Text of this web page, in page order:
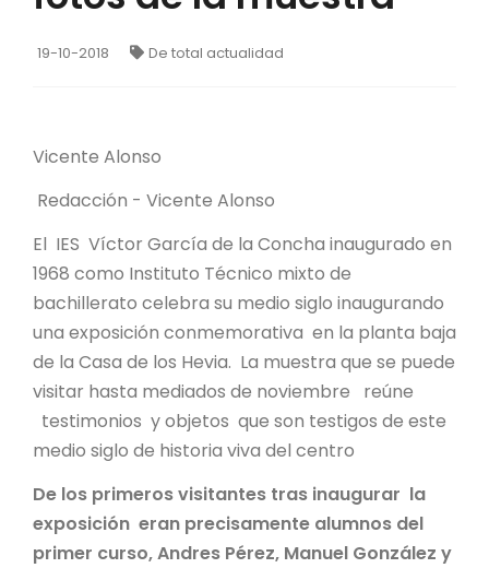
19-10-2018 De total actualidad
Vicente Alonso
Redacción - Vicente Alonso
El IES Víctor García de la Concha inaugurado en
1968 como Instituto Técnico mixto de
bachillerato celebra su medio siglo inaugurando
una exposición conmemorativa en la planta baja
de la Casa de los Hevia. La muestra que se puede
visitar hasta mediados de noviembre reúne
testimonios y objetos que son testigos de este
medio siglo de historia viva del centro
De los primeros visitantes tras inaugurar la
exposición eran precisamente alumnos del
primer curso, Andres Pérez, Manuel González y